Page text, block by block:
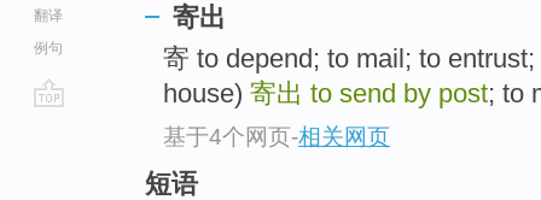
翻译
例句
寄出
寄 to depend; to mail; to
house) 寄出 to send by post; to
基于4个网页-相关网页
短语